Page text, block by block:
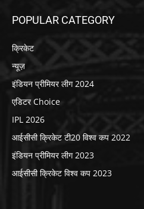
POPULAR CATEGORY
क्रिकेट
न्यूज़
इंडियन प्रीमियर लीग 2024
एडिटर Choice
IPL 2026
आईसीसी क्रिकेट टी20 विश्व कप 2022
इंडियन प्रीमियर लीग 2023
आईसीसी क्रिकेट विश्व कप 2023